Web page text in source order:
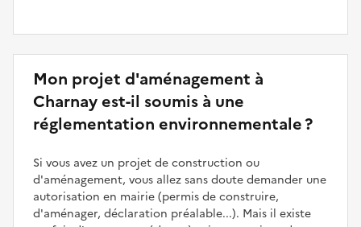
Mon projet d'aménagement à
Charnay est-il soumis à une
réglementation environnementale ?
Si vous avez un projet de construction ou
d'aménagement, vous allez sans doute demander une
autorisation en mairie (permis de construire,
d'aménager, déclaration préalable...). Mais il existe